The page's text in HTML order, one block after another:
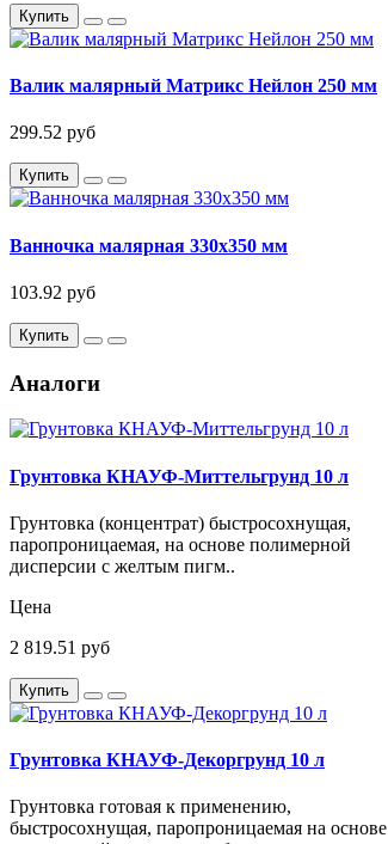
Купить
Валик малярный Матрикс Нейлон 250 мм
299.52 руб
Купить
Ванночка малярная 330x350 мм
103.92 руб
Купить
Аналоги
Грунтовка КНАУФ-Миттельгрунд 10 л
Грунтовка (концентрат) быстросохнущая,
паропроницаемая, на основе полимерной
дисперсии с желтым пигм..
Цена
2 819.51 руб
Купить
Грунтовка КНАУФ-Декоргрунд 10 л
Грунтовка готовая к применению,
быстросохнущая, паропроницаемая на основе